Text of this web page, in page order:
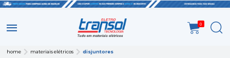
0
home materiais elétricos disjuntores